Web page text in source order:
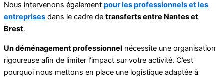
Nous intervenons également pour les professionnels et les
entreprises dans le cadre de transferts entre Nantes et
Brest.
Un déménagement professionnel nécessite une organisation
rigoureuse afin de limiter l’impact sur votre activité. C’est
pourquoi nous mettons en place une logistique adaptée à